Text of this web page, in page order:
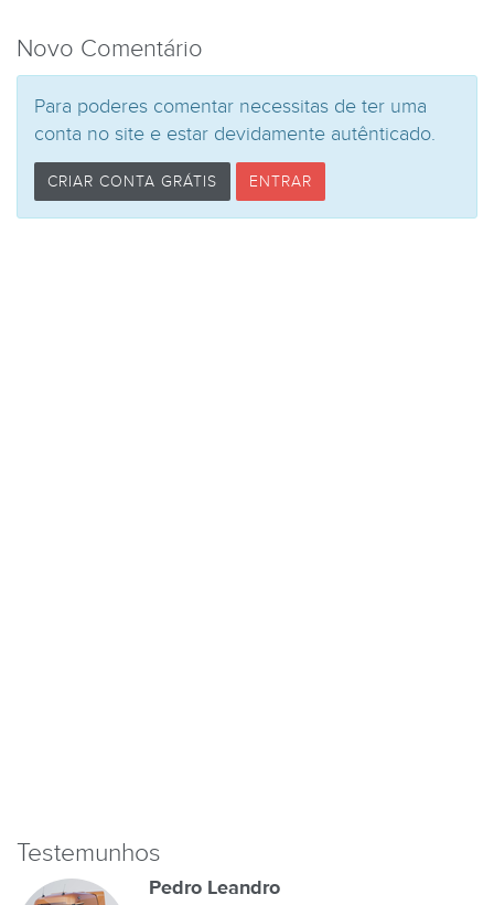
Novo Comentário
Para poderes comentar necessitas de ter uma
conta no site e estar devidamente autênticado.
CRIAR CONTA GRÁTIS ENTRAR
Testemunhos
Pedro Leandro